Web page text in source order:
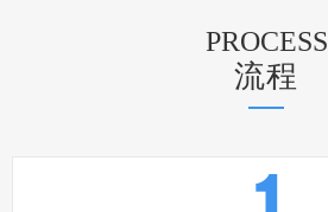
PROCESS
流程